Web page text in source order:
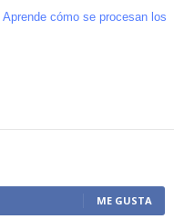
Aprende cómo se procesan los
ME GUSTA